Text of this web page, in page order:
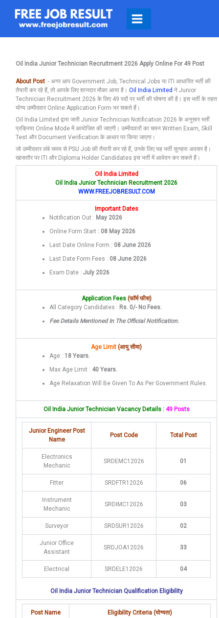
Content
Oil India Junior Technician Recruitment 2026 Apply Online For 49 Post
About Post :- अगर आप Government Job, Technical Jobs या ITI आधारित भर्ती की
तैयारी कर रहे हैं, तो आपके लिए शानदार मौका आया है।Oil India Limited ने Junior
Technician Recruitment 2026 के लिए 49 पदों पर भर्ती की घोषणा की है। इस भर्ती के तहत
योग्य उम्मीदवार Online Application Form भर सकते हैं।
Oil India Limited द्वारा जारी Junior Technician Notification 2026 के अनुसार भर्ती
प्रक्रिया Online Mode में आयोजित की जाएगी। उम्मीदवारों का चयन Written Exam, Skill
Test और Document Verification के आधार पर किया जाएगा।
जो उम्मीदवार लंबे समय से PSU Job की तैयारी कर रहे हैं, उनके लिए यह भर्ती सुनहरा अवसर है।
खासतौर पर ITI और Diploma Holder Candidates इस भर्ती में आवेदन कर सकते हैं।
Oil India Limited
Oil India Junior Technician Recruitment 2026
WWW.FREEJOBRESULT.COM
Important Dates
Notification Out : May 2026
Online Form Start : 08 May 2026
Last Date Online Form : 08 June 2026
Last Date Form Fees : 08 June 2026
Exam Date :July 2026
Application Fees(फॉर्म फीस)
All Category Candidates : Rs. 0/- No Fees.
Fee Details Mentioned In The Official Notification.
Age Limit (आयु सीमा)
Age : 18 Years.
Max Age Limit : 40 Years.
Age Relaxation Will Be Given To As Per Government Rules.
Oil India Junior Technician Vacancy Details : 49 Posts
Junior Engineer Post
Name
Post Code Total Post
Electronics
Mechanic
SRDEMC12026 01
Fitter SRDFTR12026 06
Instrument
Mechanic
SRDIMC12026 03
Surveyor SRDSUR12026 02
Junior Office
Assistant
SRDJOA12026 33
Electrical SRDELE12026 04
Oil India Junior Technician Qualification Eligibility
Post Name Eligibility Criteria (योग्यता)